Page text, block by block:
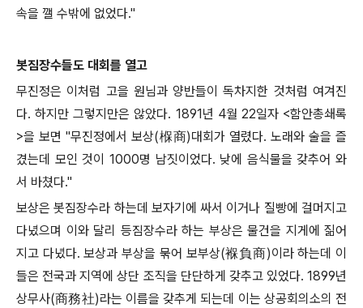
속을 깰 수밖에 없었다."
봇짐장수들도 대회를 열고
무진정은 이처럼 고을 원님과 양반들이 독차지한 것처럼 여겨진
다.하지만 그렇지만은 않았다. 1891 년 4월 22일자 <함안총쇄록
>을 보면 "무진정에서 보상(椺商)대회가 열렸다.노래와 술을 즐
겼는데 모인 것이 1000명 남짓이었다. 낮에 음식물을 갖추어 와
서 바쳤다."
보상은 봇짐장수라 하는데 보자기에 싸서 이거나 질빵에 걸머지고
다녔으며 이와 달리 등짐장수라 하는 부상은 물건을 지게에 짊어
지고 다녔다.보상과 부상을 묶어 보부상(褓負商)이라 하는데 이
들은 전국과 지역에 상단 조직을 단단하게 갖추고 있었다. 1899년
상무사(商務社)라는 이름을 갖추게 되는데 이는 상공회의소의 전